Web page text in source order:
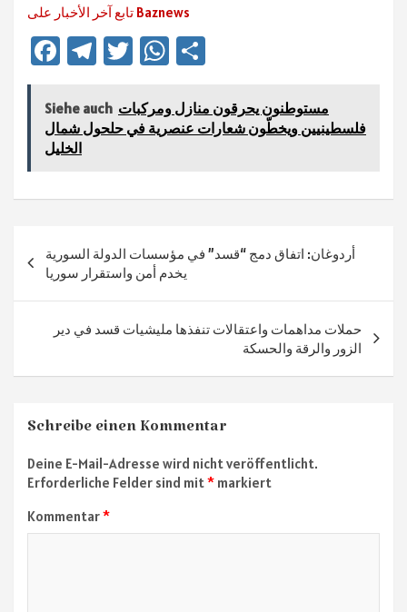
تابع آخر الأخبار على Baznews
Fa
b
o
ok
Te
gr
a
T
tt
er
W
at
sA
p
n
Siehe auch مستوطنون يحرقون منازل ومركبات
فلسطينيين ويخطّون شعارات عنصرية في حلحول شمال
الخليل
أردوغان: اتفاق دمج “قسد” في مؤسسات الدولة السورية
يخدم أمن واستقرار سوريا
حملات مداهمات واعتقالات تنفذها مليشيات قسد في دير
الزور والرقة والحسكة
Schreibe einen Kommentar
Deine E-Mail-Adresse wird nicht veröffentlicht.
Erforderliche Felder sind mit* markiert
Kommentar*